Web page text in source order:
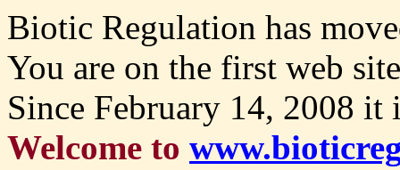
Biotic Regulation has
You are on the first web
Since February 14, 2008 it
Welcome to